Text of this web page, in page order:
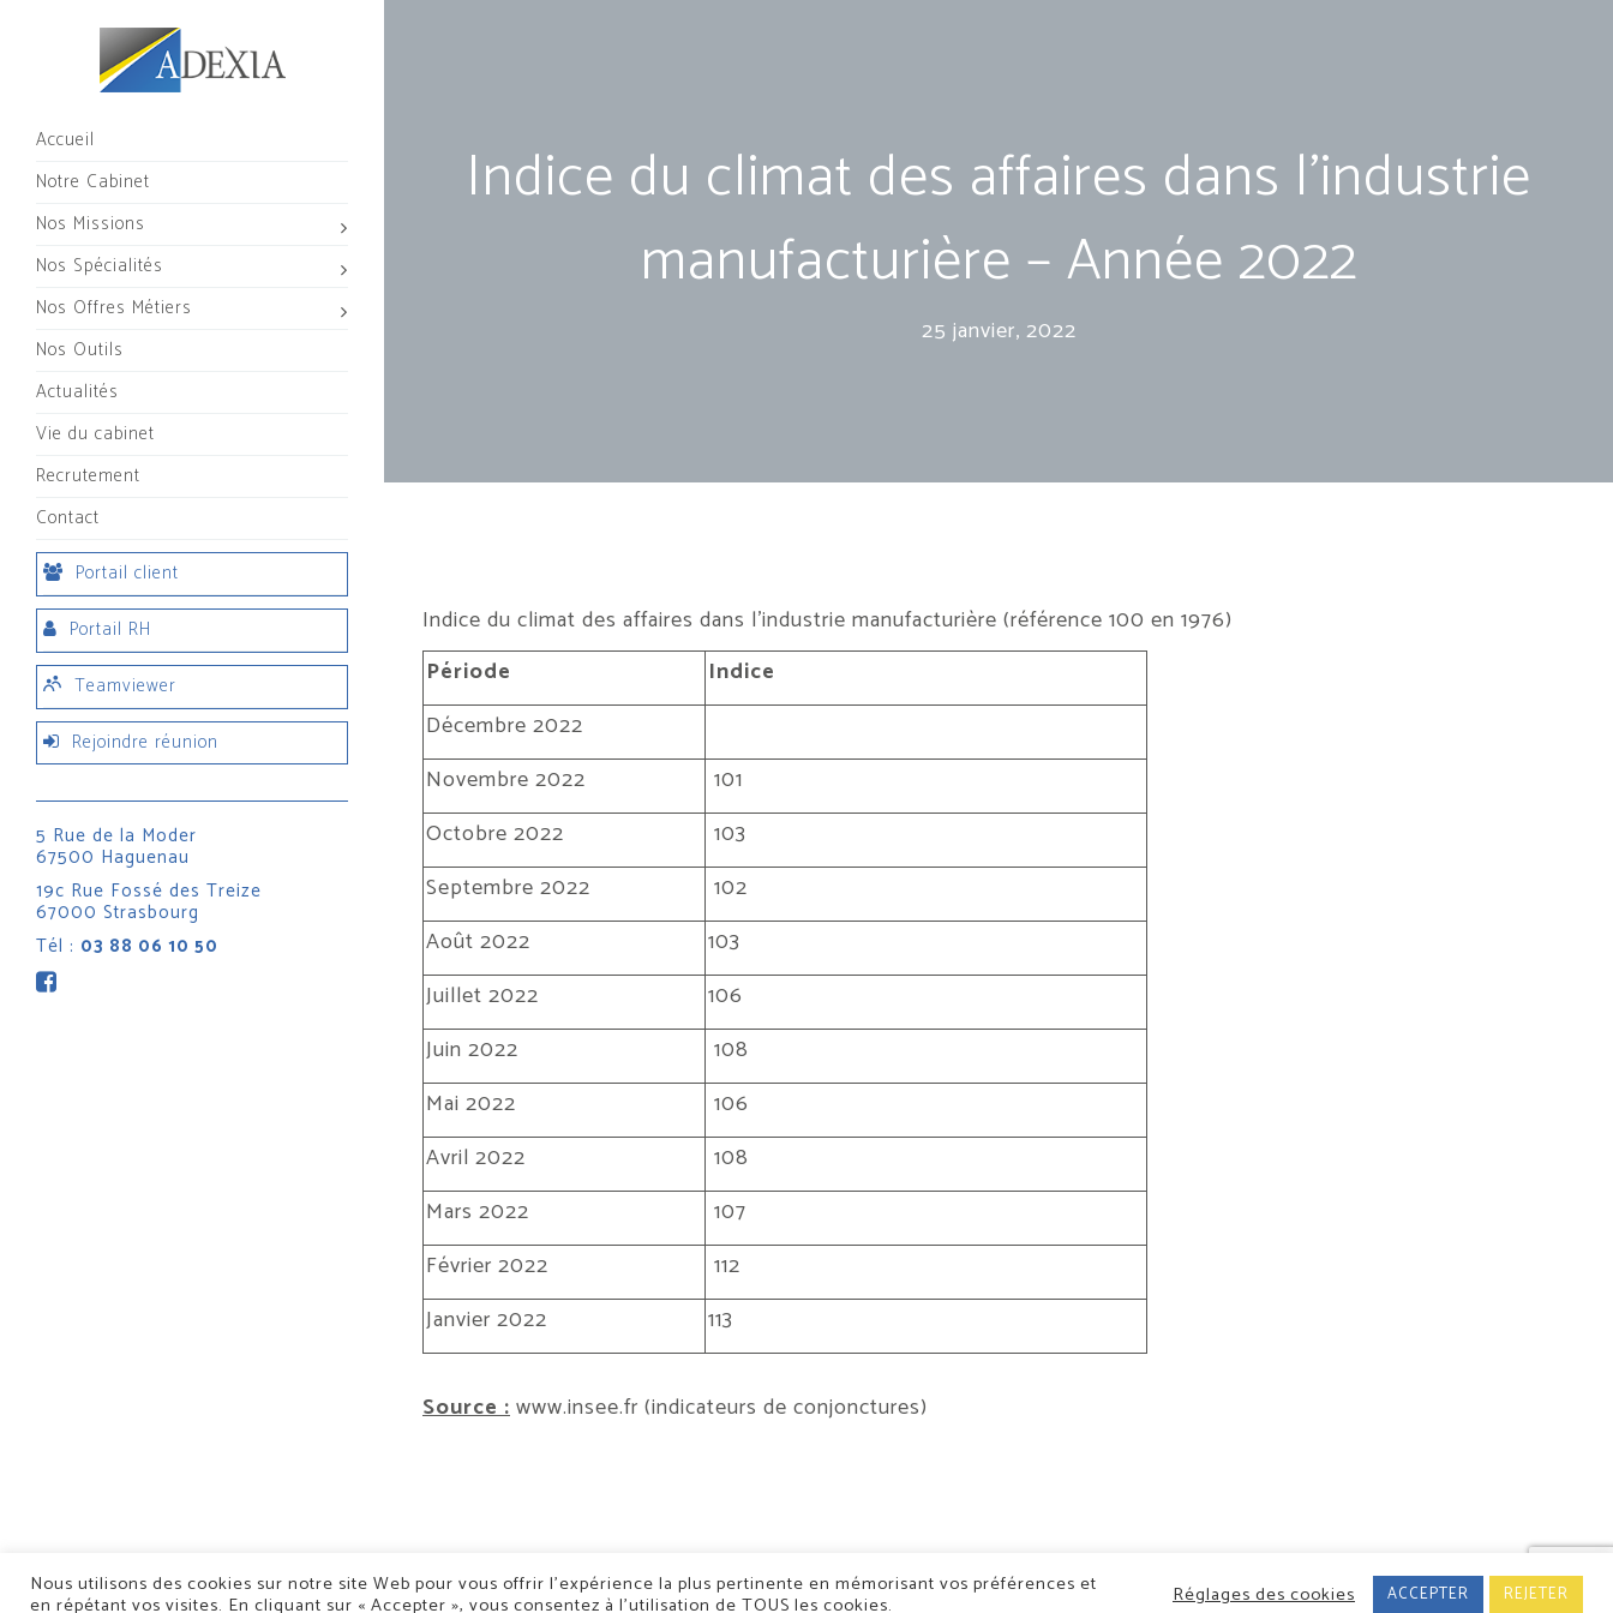
Accueil
Notre Cabinet
Nos Missions
Nos Spécialités
Nos Offres Métiers
Nos Outils
Actualités
Vie du cabinet
Recrutement
Contact
Portail client
Portail RH
Teamviewer
Rejoindre réunion
5 Rue de la Moder
67500 Haguenau
19c Rue Fossé des Treize
67000 Strasbourg
Tél : 03 88 06 10 50
Indice du climat des affaires dans l’industrie
manufacturière – Année 2022
25 janvier, 2022
Indice du climat des affaires dans l’industrie manufacturière (référence 100 en 1976)
Période
Indice
Décembre 2022
Novembre 2022
101
Octobre 2022
103
Septembre 2022
102
Août 2022
103
Juillet 2022
106
Juin 2022
108
Mai 2022
106
Avril 2022
108
Mars 2022
107
Février 2022
112
Janvier 2022
113
Source :www.insee.fr (indicateurs de conjonctures)
Conception/Réalisation : Classe 7
Nous utilisons des cookies sur notre site Web pour vous offrir l’expérience la plus pertinente en mémorisant vos préférences et
en répétant vos visites. En cliquant sur « Accepter », vous consentez à l’utilisation de TOUS les cookies. Réglages des cookies ACCEPTER REJETER